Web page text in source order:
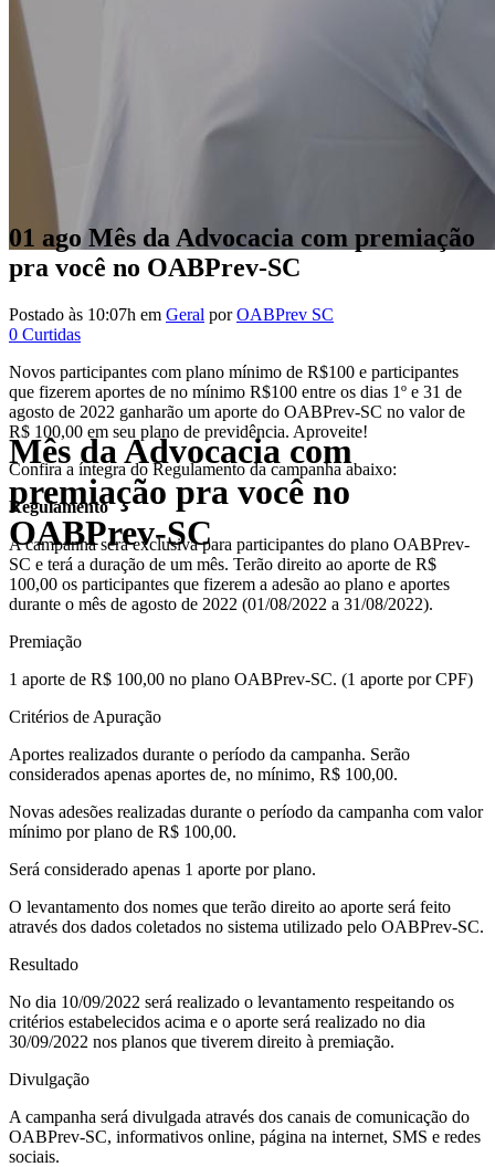
Mês da Advocacia com
premiação pra você no
OABPrev-SC
01 agoMês da Advocacia com premiação
pra você no OABPrev-SC
Postado às 10:07h em Geral porOABPrev SC
0 Curtidas
Novos participantes com plano mínimo de R$100 e participantes
que fizerem aportes de no mínimo R$100 entre os dias 1º e 31 de
agosto de 2022 ganharão um aporte do OABPrev-SC no valor de
R$ 100,00 em seu plano de previdência. Aproveite!
Confira a íntegra do Regulamento da campanha abaixo:
Regulamento
A campanha será exclusiva para participantes do plano OABPrev-
SC e terá a duração de um mês. Terão direito ao aporte de R$
100,00 os participantes que fizerem a adesão ao plano e aportes
durante o mês de agosto de 2022 (01/08/2022 a 31/08/2022).
Premiação
1 aporte de R$ 100,00 no plano OABPrev-SC. (1 aporte por CPF)
Critérios de Apuração
Aportes realizados durante o período da campanha. Serão
considerados apenas aportes de, no mínimo, R$ 100,00.
Novas adesões realizadas durante o período da campanha com valor
mínimo por plano de R$ 100,00.
Será considerado apenas 1 aporte por plano.
O levantamento dos nomes que terão direito ao aporte será feito
através dos dados coletados no sistema utilizado pelo OABPrev-SC.
Resultado
No dia 10/09/2022 será realizado o levantamento respeitando os
critérios estabelecidos acima e o aporte será realizado no dia
30/09/2022 nos planos que tiverem direito à premiação.
Divulgação
A campanha será divulgada através dos canais de comunicação do
OABPrev-SC, informativos online, página na internet, SMS e redes
sociais.